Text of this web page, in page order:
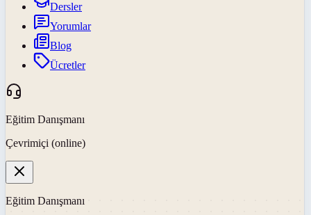
Dersler
Yorumlar
Blog
Ücretler
Eğitim Danışmanı
Çevrimiçi (online)
Eğitim Danışmanı